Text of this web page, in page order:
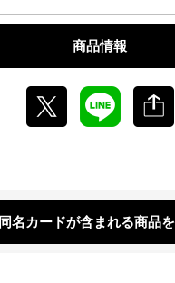
商品情報
同名カードが含まれる商品